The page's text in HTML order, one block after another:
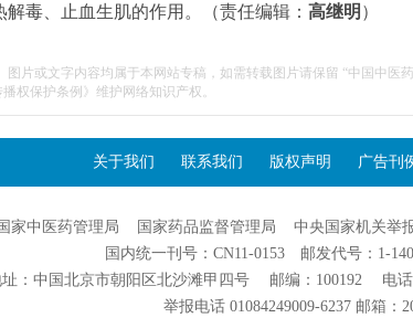
毒、止血生肌的作用。（责任编辑： 高继明 ）
图片或文字内容均属于本网站专稿，如需转载图片请保留 “中国中医
权保护条例》维护网络知识产权。
关于我们 联系我们 版权声明 广告刊
国家中医药管理局 国家药品监督管理局 中央国家机关举
国内统一刊号：CN11-0153 邮发代号：1-
址：中国北京市朝阳区北沙滩甲四号 邮编：100192 电话
举报电话 01084249009-6237 邮箱：